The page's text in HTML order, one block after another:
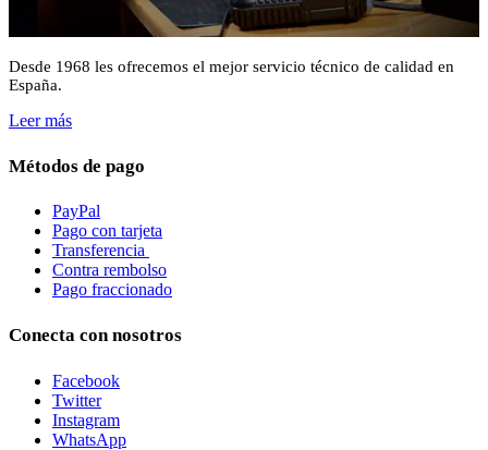
Desde 1968 les ofrecemos el mejor servicio técnico de calidad en
España.
Leer más
Métodos de pago
PayPal
Pago con tarjeta
Transferencia
Contra rembolso
Pago fraccionado
Conecta con nosotros
Facebook
Twitter
Instagram
WhatsApp